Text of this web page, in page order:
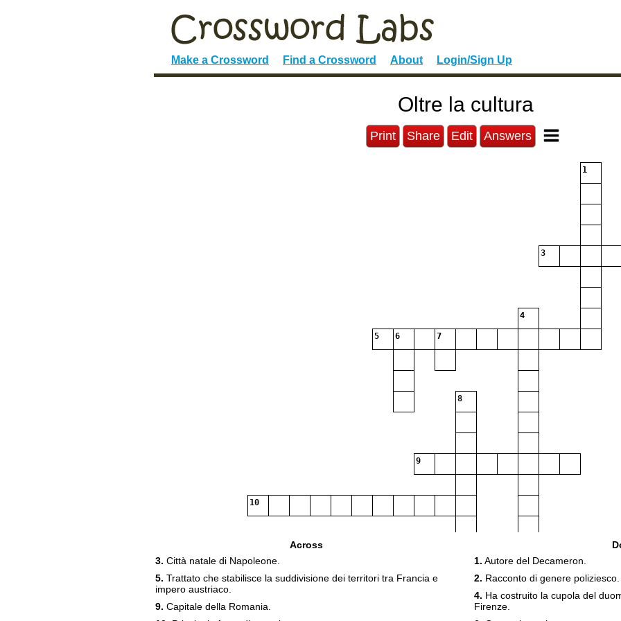
Make a Crossword Find a Crossword About Login/Sign Up
Oltre la cultura
Print Share Edit Answers
1
3
4
5 6 7
8
9
10
Across
3. Città natale di Napoleone.
5. Trattato che stabilisce la suddivisione dei territori tra Francia e
impero austriaco.
9. Capitale della Romania.
1. Autore del Decameron.
2. Racconto di genere poliziesco.
4. Ha costruito la cupola del
Firenze.